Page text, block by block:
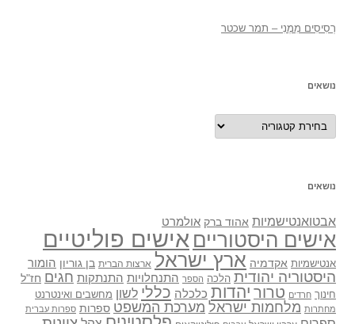
רְסִיסִים מִמֶנִי – תמר שכטר
נושאים
נושאים
נושאים
אבטואנטישמיות אהוד ברק אולמרט
אישים היסטוריים אישים פוליטיים
אנטישמיות אקדמיה ארץ ישראל ארצות הברית בן גוריון הומור
היסטוריה יהודית הלכה הספר התנחלויות התנתקות חגים חז"ל
חינוך חרדים טרור יהדות כלכלה כללי לשון מחשבים ואינטרנט
מחתרות מלחמות ישראל מערכת המשפט ספרות ספרות עברית